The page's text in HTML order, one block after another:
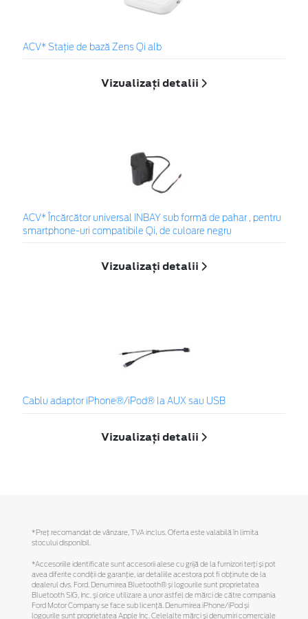
ACV* Stație de bază Zens Qi alb
Vizualizați detalii
ACV* Încărcător universal INBAY sub formă de pahar , pentru
smartphone-uri compatibile Qi, de culoare negru
Vizualizați detalii
Cablu adaptor iPhone®/iPod® la AUX sau USB
Vizualizați detalii
*Preţ recomandat de vânzare, TVA inclus. Oferta este valabilă în limita
stocului disponibil.
*Accesoriile identificate sunt accesorii alese cu grijă de la furnizori terți și pot
avea diferite condiții de garanție, iar detaliile acestora pot fi obținute de la
dealerul dvs. Ford. Denumirea Bluetooth® și logourile sunt proprietatea
Bluetooth SIG, Inc. și orice utilizare a unor astfel de mărci de către compania
Ford Motor Company se face sub licență. Denumirea iPhone/iPod și
logourile sunt proprietatea Apple Inc. Celelalte mărci și denumiri comerciale